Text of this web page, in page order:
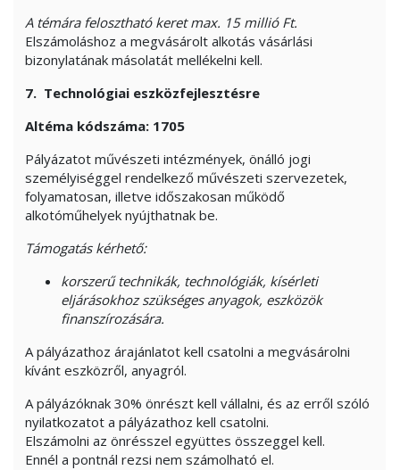
A témára felosztható keret max. 15 millió Ft.
Elszámoláshoz a megvásárolt alkotás vásárlási
bizonylatának másolatát mellékelni kell.
7. Technológiai eszközfejlesztésre
Altéma kódszáma: 1705
Pályázatot művészeti intézmények, önálló jogi
személyiséggel rendelkező művészeti szervezetek,
folyamatosan, illetve időszakosan működő
alkotóműhelyek nyújthatnak be.
Támogatás kérhető:
korszerű technikák, technológiák, kísérleti
eljárásokhoz szükséges anyagok, eszközök
finanszírozására.
A pályázathoz árajánlatot kell csatolni a megvásárolni
kívánt eszközről, anyagról.
A pályázóknak 30% önrészt kell vállalni, és az erről szóló
nyilatkozatot a pályázathoz kell csatolni.
Elszámolni az önrésszel együttes összeggel kell.
Ennél a pontnál rezsi nem számolható el.